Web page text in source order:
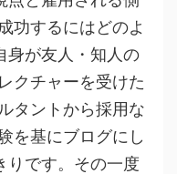
功するにはどのよ
身が友人・知人の
クチャーを受けた
タントから採用な
を基にブログにし
りです。その一度